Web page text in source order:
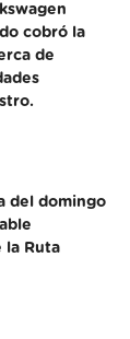
cobró la
de
del domingo
la Ruta